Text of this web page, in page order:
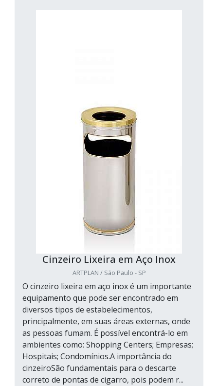
Cinzeiro Lixeira em Aço Inox
ARTPLAN / São Paulo - SP
O cinzeiro lixeira em aço inox é um importante
equipamento que pode ser encontrado em
diversos tipos de estabelecimentos,
principalmente, em suas áreas externas, onde
as pessoas fumam. É possível encontrá-lo em
ambientes como: Shopping Centers; Empresas;
Hospitais; Condomínios.A importância do
cinzeiroSão fundamentais para o descarte
correto de pontas de cigarro, pois podem r...